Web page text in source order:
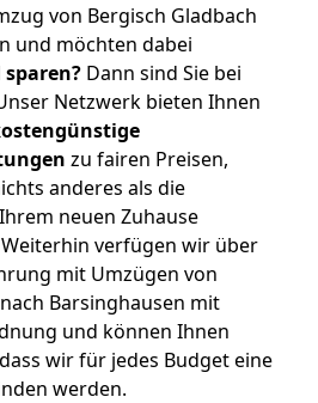
von Bergisch Gladbach
und möchten dabei
sparen? Dann sind Sie bei
Netzwerk bieten Ihnen
zu fairen Preisen,
anderes als die
neuen Zuhause
verfügen wir über
mit Umzügen von
Barsinghausen mit
und können Ihnen
wir für jedes Budget eine
werden.